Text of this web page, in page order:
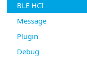
BLE HCI
Message
Plugin
Debug